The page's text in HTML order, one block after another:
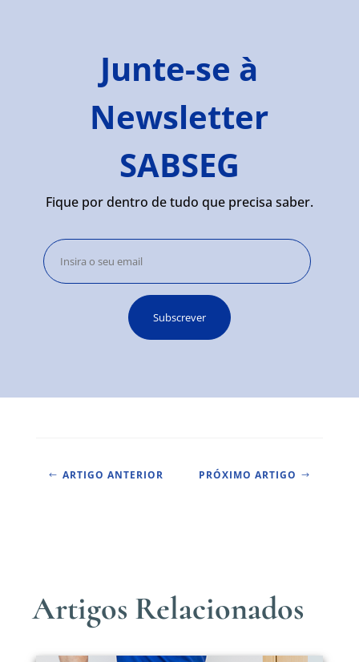
Junte-se à
Newsletter
SABSEG
Fique por dentro de tudo que precisa saber.
# ARTIGO ANTERIOR PRÓXIMO ARTIGO $
Artigos Relacionados